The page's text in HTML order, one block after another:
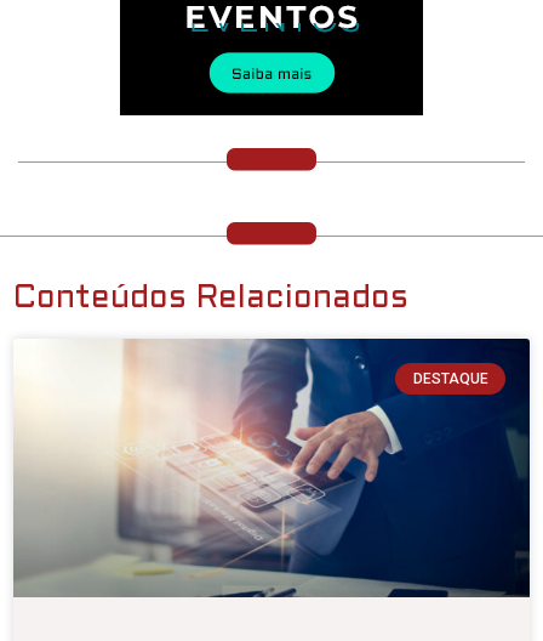
Conteúdos Relacionados
DESTAQUE